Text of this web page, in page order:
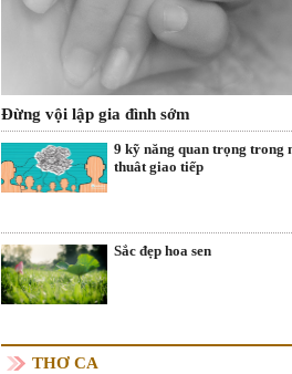
Đừng vội lập gia đình sớm
9 kỹ năng quan trọng trong
thuât giao tiếp
Sắc đẹp hoa sen
THƠ CA